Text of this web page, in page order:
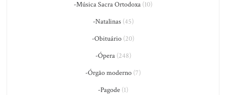
-Música Sacra Ortodoxa (10)
-Natalinas(45)
-Obituário (20)
-Ópera(248)
-Órgão moderno (7)
-Pagode (1)